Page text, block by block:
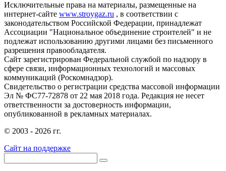
Исключительные права на материалы, размещенные на
интернет-сайте www.stroygaz.ru , в соответствии с
законодательством Российской Федерации, принадлежат
Ассоциации "Национальное объединение строителей" и не
подлежат использованию другими лицами без письменного
разрешения правообладателя.
Сайт зарегистрирован Федеральной службой по надзору в
сфере связи, информационных технологий и массовых
коммуникаций (Роскомнадзор).
Свидетельство о регистрации средства массовой информации
Эл № ФС77-72878 от 22 мая 2018 года. Редакция не несет
ответственности за достоверность информации,
опубликованной в рекламных материалах.
© 2003 - 2026 гг.
Сайт на поддержке